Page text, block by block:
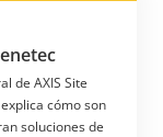
de AXIS Site
cómo son
soluciones de